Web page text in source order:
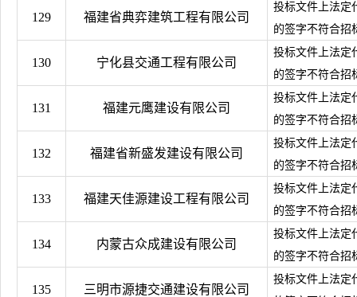
129 福建省典弈建筑工程有限公司
投标文件上法定
的签字不符合招
130 宁化县交通工程有限公司
投标文件上法定
的签字不符合招
131 福建元鹰建设有限公司
投标文件上法定
的签字不符合招
132 福建省新盛发建设有限公司
投标文件上法定
的签字不符合招
133 福建天佳源建设工程有限公司
投标文件上法定
的签字不符合招
134 内蒙古众成建设有限公司
投标文件上法定
的签字不符合招
135 三明市源捷交通建设有限公司
投标文件上法定